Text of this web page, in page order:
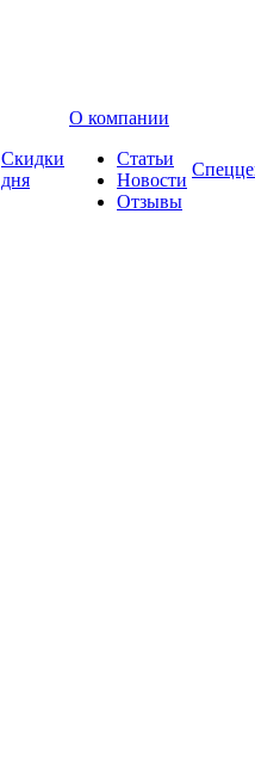
Скидки
дня
О компании
Статьи
Новости
Отзывы